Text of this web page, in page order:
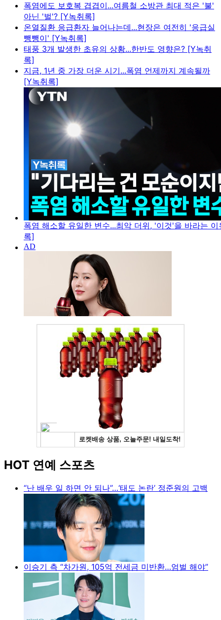
폭염에도 보호복 겹겹이...여름철 소방관 최대 적은 '불'
아닌 '벌'? [Y녹취록]
온열질환 응급환자 늘어나는데...현장은 여전히 '응급실
뺑뺑이' [Y녹취록]
태풍 3개 발생한 초유의 상황...한반도 영향은? [Y녹취
록]
지금, 1년 중 가장 더운 시기...폭염 언제까지 계속될까
[Y녹취록]
폭염 해소할 유일한 변수...최악 더위, '이것'을 바라는
록]
HOT 연예 스포츠
“난 배우 일 하면 안 되나”…‘태도 논란’ 정준원의 고백
이승기 측 “차가원, 105억 전세금 미반환…엄벌 해야”